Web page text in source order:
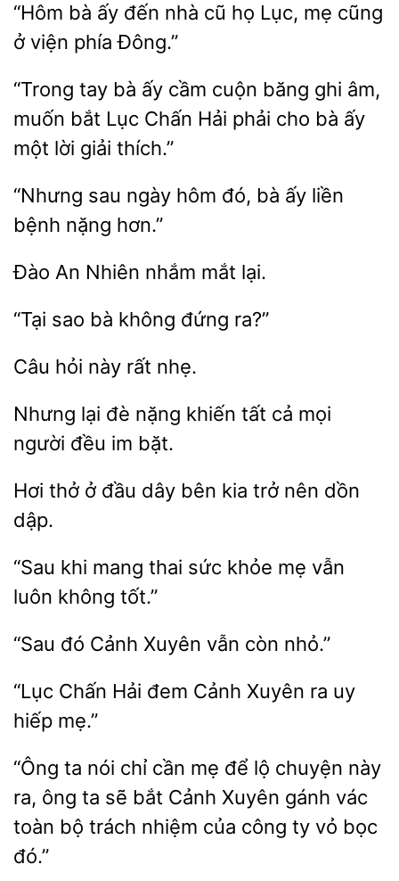
“Hôm bà ấy
cũ họ Lục, mẹ
ở viện phía Đông.”
“Trong tay bà ấy cầm cuộn băng
âm,
muốn bắt Lục Chấn
phải
bà ấy
một lời giải thích.”
sau ngày hôm
ấy liền
bệnh nặng hơn.”
An mắt lại.
“Tại bà đứng
này nhẹ.
Nhưng lại đè nặng khiến
cả mọi
người
bặt.
Hơi thở ở đầu bên trở nên dồn
khi mang thai
mẹ vẫn
luôn không tốt.”
đó Cảnh còn nhỏ.”
“Lục Hải đem
ra uy
hiếp mẹ.”
“Ông ta nói chỉ cần mẹ để lộ chuyện này
ra, ông ta sẽ bắt Cảnh
gánh
toàn bộ trách
của công ty vỏ bọc
đó.”